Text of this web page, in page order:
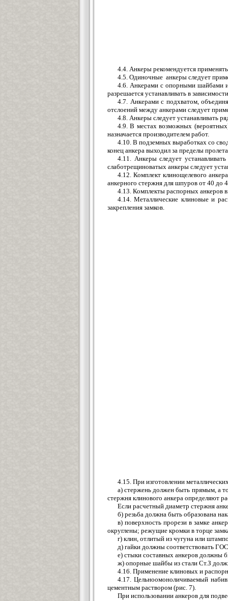
4.4. Анкеры рекомендуется
4.5. Одиночные анкеры следует
4.6. Анкерами с опорными шайбами
разрешается устанавливать в
4.7. Анкерами с подхватом,
отслоений между анкерами следует
4.8. Анкеры следует устанавливать
4.9. В местах возможных
назначается производителем работ.
4.10. В подземных выработках со
конец анкера выходил за пределы
4.11. Анкеры следует
слаботрещиноватых анкеры следует
4.12. Комплект клинощелевого
анкерного стержня для шпуров от 40
4.13. Комплекты распорных анкеров
4.14. Металлические клиновые и
закрепления замков.
4.15. При изготовлении
а) стержень должен быть прямым, а
стержня клинового анкера определяют
Если расчетный диаметр стержня
б) резьба должна быть образована
в) поверхность прорези в замке
округлены; режущие кромки в торце
г) клин, отлитый из чугуна или
д) гайки должны соответствовать
е) стыки составных анкеров должны
ж) опорные шайбы из стали Ст.З
4.16. Применение клиновых и
4.17. Цельноомоноличиваемый
цементным раствором (рис. 7).
При использовании анкеров для